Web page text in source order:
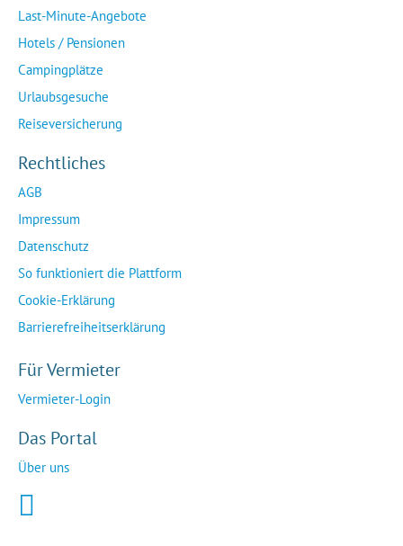
Last-Minute-Angebote
Hotels / Pensionen
Campingplätze
Urlaubsgesuche
Reiseversicherung
Rechtliches
AGB
Impressum
Datenschutz
So funktioniert die Plattform
Cookie-Erklärung
Barrierefreiheitserklärung
Für Vermieter
Vermieter-Login
Das Portal
Über uns